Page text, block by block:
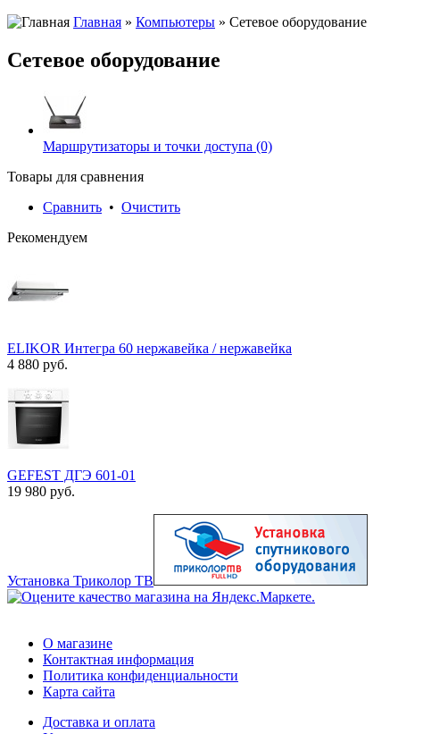
Главная » Компьютеры » Сетевое оборудование
Сетевое оборудование
Маршрутизаторы и точки доступа (0)
Товары для сравнения
Сравнить • Очистить
Рекомендуем
ELIKOR Интегра 60 нержавейка / нержавейка
4 880 руб.
GEFEST ДГЭ 601-01
19 980 руб.
Установка Триколор ТВ
О магазине
Контактная информация
Политика конфиденциальности
Карта сайта
Доставка и оплата